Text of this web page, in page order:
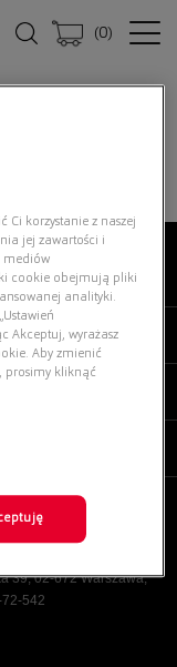
(0)
39, 02-672 Warszawa,
542
Ci korzystanie z naszej
jej zawartości i
mediów
cookie obejmują pliki
analityki.
Akceptuj, wyrażasz
Aby zmienić
prosimy kliknąć